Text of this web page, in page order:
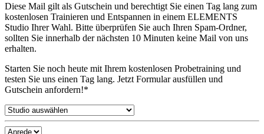
Diese Mail gilt als Gutschein und berechtigt Sie einen Tag lang zum
kostenlosen Trainieren und Entspannen in einem ELEMENTS
Studio Ihrer Wahl. Bitte überprüfen Sie auch Ihren Spam-Ordner,
sollten Sie innerhalb der nächsten 10 Minuten keine Mail von uns
erhalten.
Starten Sie noch heute mit Ihrem kostenlosen Probetraining und
testen Sie uns einen Tag lang. Jetzt Formular ausfüllen und
Gutschein anfordern!*